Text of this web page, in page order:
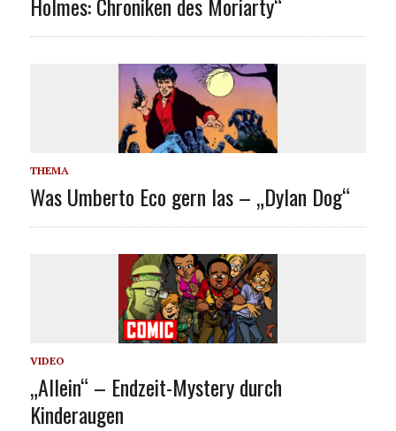
THEMA
Was Umberto Eco gern las – „Dylan Dog“
VIDEO
„Allein“ – Endzeit-Mystery durch
Kinderaugen